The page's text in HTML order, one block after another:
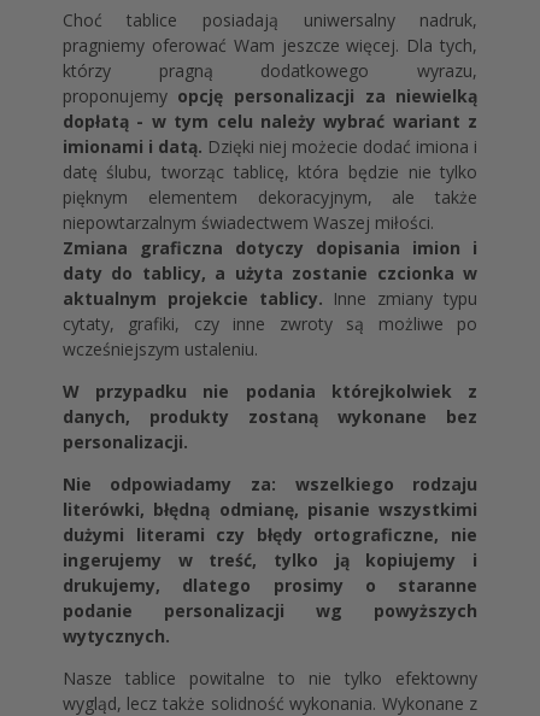
Choć tablice posiadają uniwersalny nadruk,
pragniemy oferować Wam jeszcze więcej. Dla tych,
którzy pragną dodatkowego wyrazu,
proponujemy opcję personalizacji za niewielką
dopłatą - w tym celu należy wybrać wariant z
imionami i datą. Dzięki niej możecie dodać imiona i
datę ślubu, tworząc tablicę, która będzie nie tylko
pięknym elementem dekoracyjnym, ale także
niepowtarzalnym świadectwem Waszej miłości.
Zmiana graficzna dotyczy dopisania imion i
daty do tablicy, a użyta zostanie czcionka w
aktualnym projekcie tablicy. Inne zmiany typu
cytaty, grafiki, czy inne zwroty są możliwe po
wcześniejszym ustaleniu.
W przypadku nie podania którejkolwiek z
danych, produkty zostaną wykonane bez
personalizacji.
Nie odpowiadamy za: wszelkiego rodzaju
literówki, błędną odmianę, pisanie wszystkimi
dużymi literami czy błędy ortograficzne, nie
ingerujemy w treść, tylko ją kopiujemy i
drukujemy, dlatego prosimy o staranne
podanie personalizacji wg powyższych
wytycznych.
Nasze tablice powitalne to nie tylko efektowny
wygląd, lecz także solidność wykonania. Wykonane z